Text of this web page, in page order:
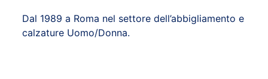
Dal 1989 a Roma nel settore dell’abbigliamento e
calzature Uomo/Donna.